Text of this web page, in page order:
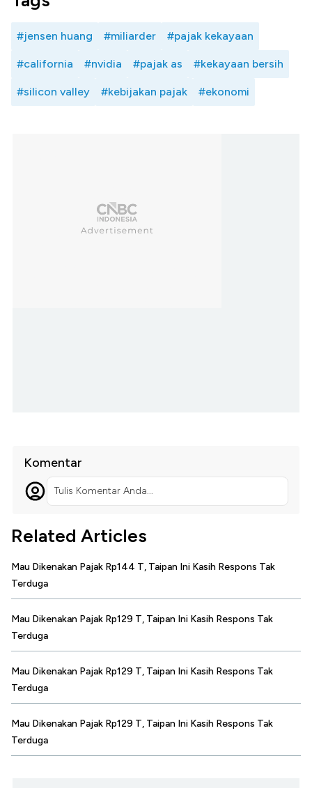
#jensen huang #miliarder #pajak kekayaan
#california #nvidia #pajak as #kekayaan bersih
#silicon valley #kebijakan pajak #ekonomi
Komentar
Tulis Komentar Anda...
Related Articles
Mau Dikenakan Pajak Rp144 T, Taipan Ini Kasih Respons Tak
Terduga
Mau Dikenakan Pajak Rp129 T, Taipan Ini Kasih Respons Tak
Terduga
Mau Dikenakan Pajak Rp129 T, Taipan Ini Kasih Respons Tak
Terduga
Mau Dikenakan Pajak Rp129 T, Taipan Ini Kasih Respons Tak
Terduga